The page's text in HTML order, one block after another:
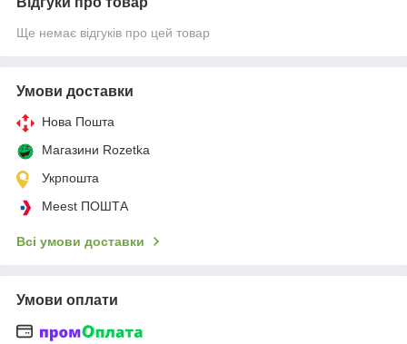
Ще немає відгуків про цей товар
Умови доставки
Нова Пошта
Магазини Rozetka
Укрпошта
Meest ПОШТА
Всі умови доставки
Умови оплати